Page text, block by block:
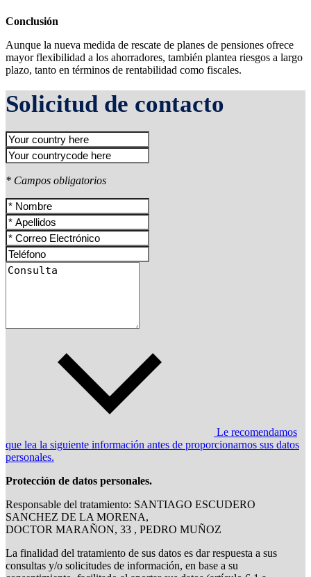
Conclusión
Aunque la nueva medida de rescate de planes de pensiones ofrece
mayor flexibilidad a los ahorradores, también plantea riesgos a largo
plazo, tanto en términos de rentabilidad como fiscales.
Solicitud de contacto
* Campos obligatorios
Le recomendamos
que lea la siguiente información antes de proporcionarnos sus datos
personales.
Protección de datos personales.
Responsable del tratamiento: SANTIAGO ESCUDERO
SANCHEZ DE LA MORENA,
DOCTOR MARAÑON, 33 , PEDRO MUÑOZ
La finalidad del tratamiento de sus datos es dar respuesta a sus
consultas y/o solicitudes de información, en base a su